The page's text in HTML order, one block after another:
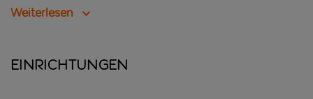
Weiterlesen
Einrichtungen